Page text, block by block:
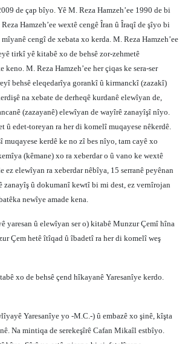
de çap bîyo. Yê M. Reza Hamzeh’ee 1990 de bi
Hamzeh’ee wextê cengê Îran û Îraqî de şîyo bi
cengî de xebata xo kerda. M. Reza Hamzeh’ee
tirkî yê kitabê xo de behsê zor-zehmetê
keno. M. Reza Hamzeh’ee her çiqas ke sera-ser
behsê eleqedarîya gorankî û kirmanckî (zazakî)
na xebate de derheqê kurdanê elewîyan de,
(zazayanê) elewîyan de wayîrê zanayîşî nîyo.
û edet-toreyan ra her di komelî muqayese nêkerdê.
muqayese kerdê ke no zî bes nîyo, tam cayê xo
(kêmane) xo ra xeberdar o û vano ke wextê
ez elewîyan ra xeberdar nêbîya, 15 serranê peyênan
zanayîş û dokumanî kewtî bi mi dest, ez vernîrojan
newîye amade kena.
yaresan û elewîyan ser o) kitabê Munzur Çemî hîna
Çem hetê îtîqad û îbadetî ra her di komelî weş
xo de behsê çend hîkayanê Yaresanîye kerdo.
Yaresanîye yo -M.C.-) û embazê xo şinê, kîşta
Na mintiqa de serekeşîrê Cafan Mikaîl estbîyo.